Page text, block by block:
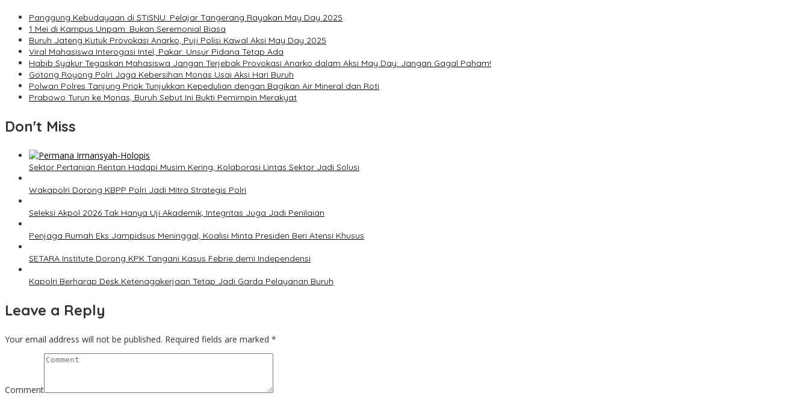
Panggung Kebudayaan di STISNU: Pelajar Tangerang Rayakan May Day 2025
1 Mei di Kampus Unpam: Bukan Seremonial Biasa
Buruh Jateng Kutuk Provokasi Anarko, Puji Polisi Kawal Aksi May Day 2025
Viral Mahasiswa Interogasi Intel, Pakar: Unsur Pidana Tetap Ada
Habib Syakur Tegaskan Mahasiswa Jangan Terjebak Provokasi Anarko dalam Aksi May Day: Jangan Gagal Paham!
Gotong Royong Polri Jaga Kebersihan Monas Usai Aksi Hari Buruh
Polwan Polres Tanjung Priok Tunjukkan Kepedulian dengan Bagikan Air Mineral dan Roti
Prabowo Turun ke Monas, Buruh Sebut Ini Bukti Pemimpin Merakyat
Don't Miss
Sektor Pertanian Rentan Hadapi Musim Kering, Kolaborasi Lintas Sektor Jadi Solusi
Wakapolri Dorong KBPP Polri Jadi Mitra Strategis Polri
Seleksi Akpol 2026 Tak Hanya Uji Akademik, Integritas Juga Jadi Penilaian
Penjaga Rumah Eks Jampidsus Meninggal, Koalisi Minta Presiden Beri Atensi Khusus
SETARA Institute Dorong KPK Tangani Kasus Febrie demi Independensi
Kapolri Berharap Desk Ketenagakerjaan Tetap Jadi Garda Pelayanan Buruh
Leave a Reply
Your email address will not be published. Required fields are marked *
Comment